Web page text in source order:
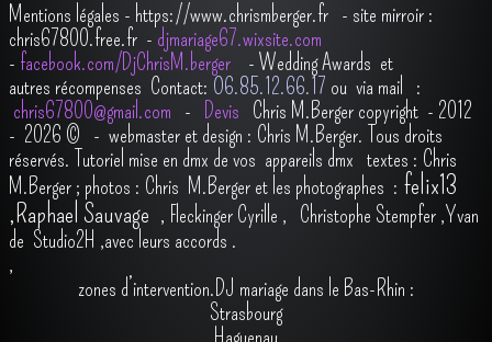
Mentions légales - https://www.chrismberger.fr - site mirroir :
chris67800.free.fr - djmariage67.wixsite.com
- facebook.com/DjChrisM.berger - Wedding Awards et
autres récompenses Contact: O6.85.12.66.17 ou via mail :
chris67800@gmail.com - Devis Chris M.Berger copyright - 2012
- 2026 © - webmaster et design : Chris M.Berger. Tous droits
réservés. Tutoriel mise en dmx de vos appareils dmx textes : Chris
M.Berger ; photos : Chris M.Berger et les photographes : felix13
,Raphael Sauvage , Fleckinger Cyrille , Christophe Stempfer ,Yvan
de Studio2H ,avec leurs accords .
,
zones d’intervention.DJ mariage dans le Bas-Rhin :
Strasbourg
Haguenau